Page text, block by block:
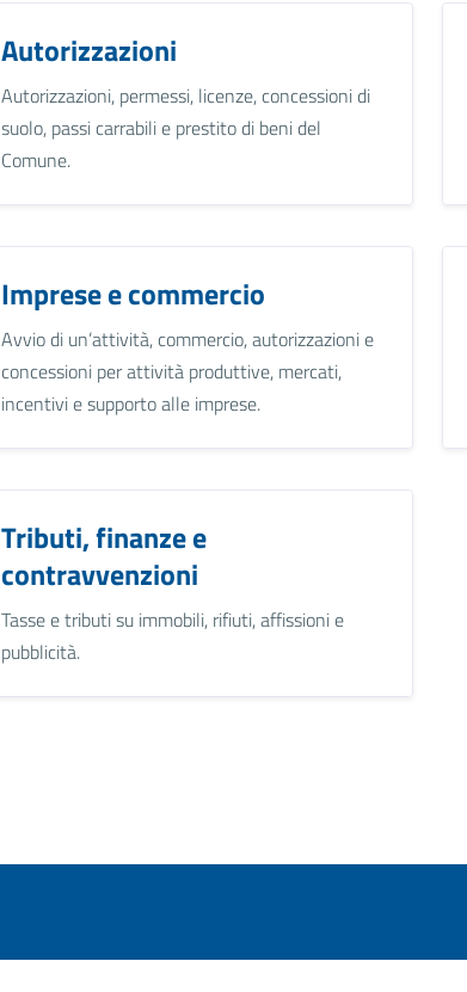
Autorizzazioni
Autorizzazioni, permessi, licenze, concessioni di
suolo, passi carrabili e prestito di beni del
Comune.
Imprese e commercio
Avvio di un’attività, commercio, autorizzazioni e
concessioni per attività produttive, mercati,
incentivi e supporto alle imprese.
Tributi, finanze e
contravvenzioni
Tasse e tributi su immobili, rifiuti, affissioni e
pubblicità.